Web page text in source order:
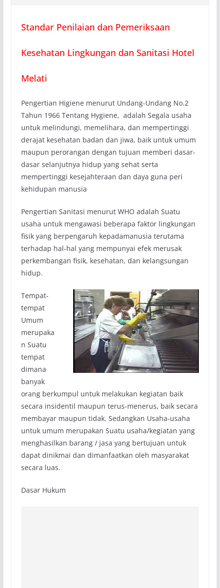
Standar Penilaian dan Pemeriksaan
Kesehatan Lingkungan dan Sanitasi Hotel
Melati
Pengertian Higiene menurut Undang-Undang No.2
Tahun 1966 Tentang Hygiene, adalah Segala usaha
untuk melindungi, memelihara, dan mempertinggi
derajat kesehatan badan dan jiwa, baik untuk umum
maupun perorangan dengan tujuan memberi dasar-
dasar selanjutnya hidup yang sehat serta
mempertinggi kesejahteraan dan daya guna peri
kehidupan manusia
Pengertian Sanitasi menurut WHO adalah Suatu
usaha untuk mengawasi beberapa faktor lingkungan
fisik yang berpengaruh kepadamanusia terutama
terhadap hal-hal yang mempunyai efek merusak
perkembangan fisik, kesehatan, dan kelangsungan
hidup.
Tempat-
tempat
Umum
merupaka
n Suatu
tempat
dimana
banyak
orang berkumpul untuk melakukan kegiatan baik
secara insidentil maupun terus-menerus, baik secara
membayar maupun tidak. Sedangkan Usaha-usaha
untuk umum merupakan Suatu usaha/kegiatan yang
menghasilkan barang / jasa yang bertujuan untuk
dapat dinikmai dan dimanfaatkan oleh masyarakat
secara luas.
Dasar Hukum